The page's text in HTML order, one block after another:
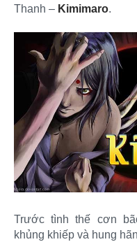
Thanh – Kimimaro.
Trước tình thế cơn
khủng khiếp và hung